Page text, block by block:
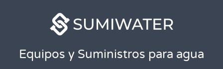
Equipos y Suministros para agua